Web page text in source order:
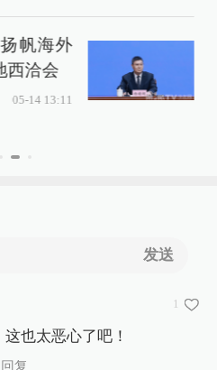
帆海外
西洽会
05-14 13:11
发送
1
也太恶心了吧！
回复